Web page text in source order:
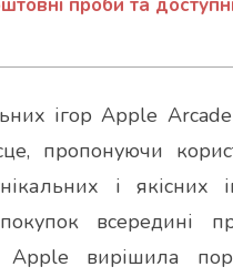
ігор Apple
пропонуючи
і якісних
всередині
вирішила